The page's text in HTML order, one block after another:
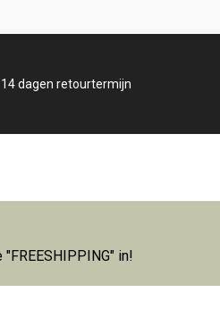
14 dagen retourtermijn
in!